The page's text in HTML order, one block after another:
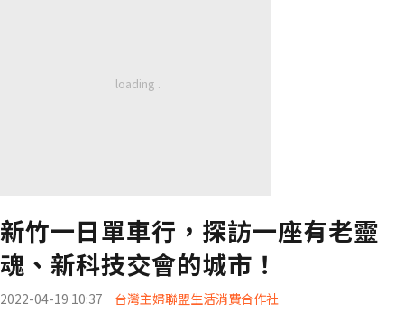
新竹一日單車行，探訪一座有老靈
魂、新科技交會的城市！
2022-04-19 10:37 台灣主婦聯盟生活消費合作社